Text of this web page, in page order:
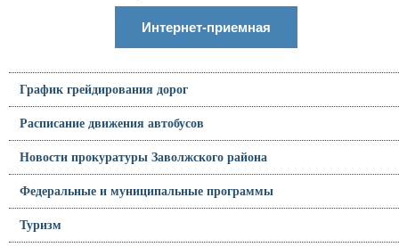
Интернет-приемная
График грейдирования дорог
Расписание движения автобусов
Новости прокуратуры Заволжского района
Федеральные и муниципальные программы
Туризм